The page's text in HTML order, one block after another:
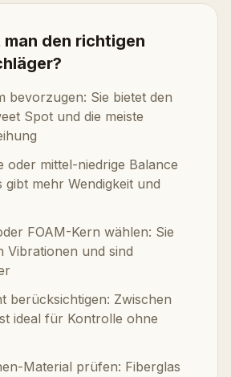
den richtigen
bevorzugen: Sie bietet den
Spot und die meiste
oder mittel-niedrige Balance
gibt mehr Wendigkeit und
FOAM-Kern wählen: Sie
Vibrationen und sind
berücksichtigen: Zwischen
ideal für Kontrolle ohne
Material prüfen: Fiberglas